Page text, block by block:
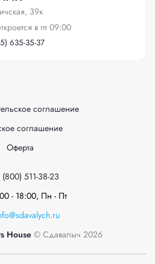
39к
в пт 09:00
635-35-37
соглашение
соглашение
Оферта
511-38-23
- 18:00, Пн - Пт
House © Сдавалыч 2026